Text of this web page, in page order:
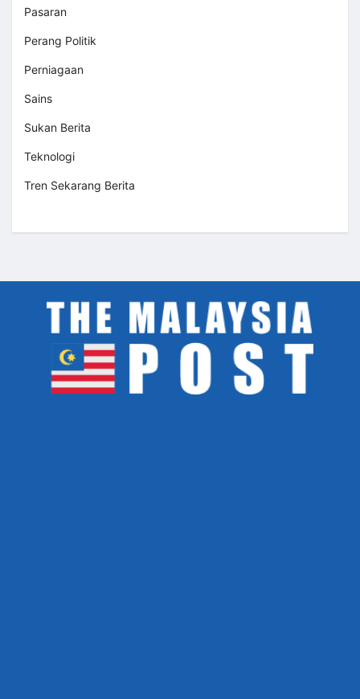
Pasaran
Perang Politik
Perniagaan
Sains
Sukan Berita
Teknologi
Tren Sekarang Berita